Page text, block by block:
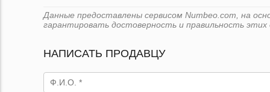
Данные предоставлены сервисом Numbeo.com, на
гарантировать достоверность и правильность этих
НАПИСАТЬ ПРОДАВЦУ